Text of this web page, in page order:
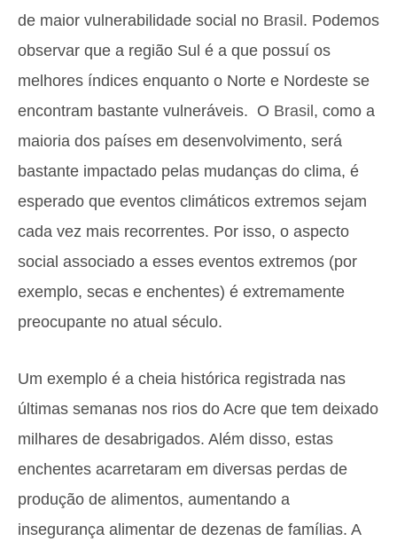
de maior vulnerabilidade social no Brasil . Podemos
observar que a região Sul é a que possuí os
melhores índices enquanto o Norte e Nordeste se
encontram bastante vulneráveis. O Brasil , como a
maioria dos países em desenvolvimento, será
bastante impactado pelas mudanças do clima, é
esperado que eventos climáticos extremos sejam
cada vez mais recorrentes. Por isso, o aspecto
social associado a esses eventos extremos (por
exemplo, secas e enchentes) é extremamente
preocupante no atual século.
Um exemplo é a cheia histórica registrada nas
últimas semanas nos rios do Acre que tem deixado
milhares de desabrigados. Além disso, estas
enchentes acarretaram em diversas perdas de
produção de alimentos, aumentando a
insegurança alimentar de dezenas de famílias. A